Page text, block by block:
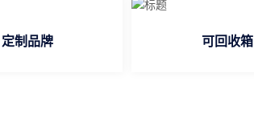
定制品牌 可回收箱